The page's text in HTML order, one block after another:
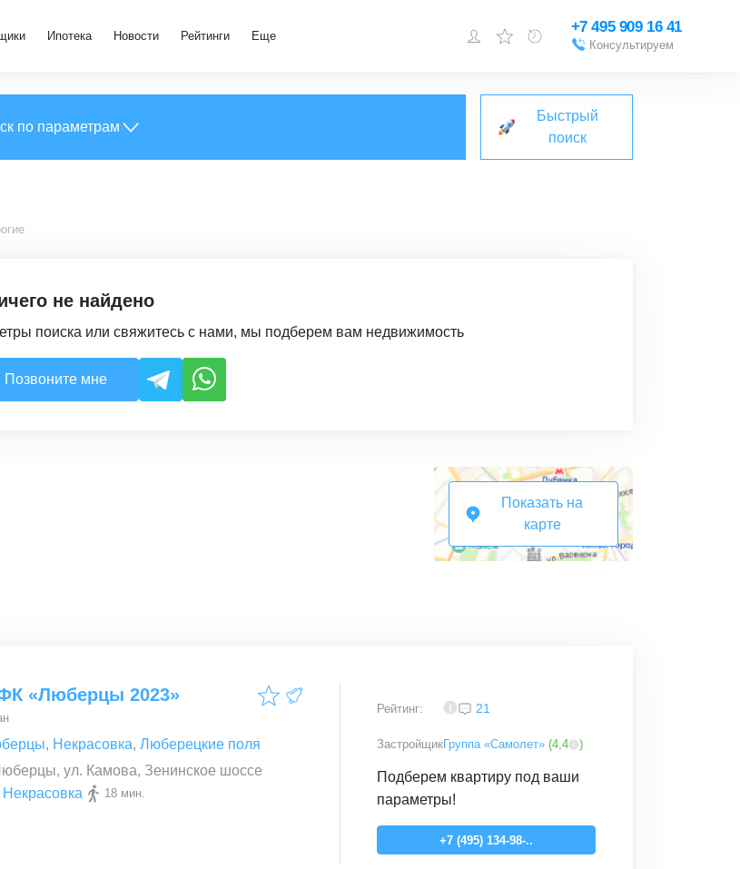
Ипотека Новости Рейтинги Еще
зарегистрироваться
Добавить объект
+7 495 909 16 41
Консультируем
по параметрам
Быстрый
поиск
не найдено
поиска или свяжитесь с нами, мы подберем вам недвижимость
Позвоните мне
Показать на
карте
«Люберцы 2023»
, Некрасовка, Люберецкие поля
ул. Камова, Зенинское шоссе
Некрасовка
18 мин.
Рейтинг: 21
ЗастройщикГруппа «Самолет» (4,4 )
Подберем квартиру под ваши
параметры!
+7 (495) 134-98-..